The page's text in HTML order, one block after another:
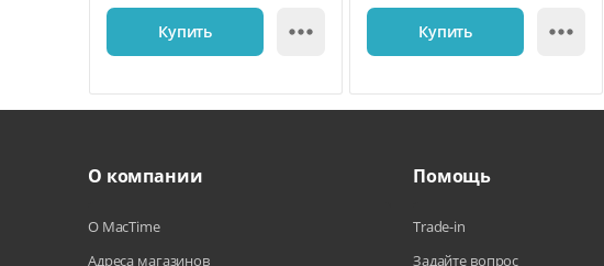
Купить  Купить 
О компании
О MacTime
Адреса магазинов
Помощь
Trade-in
Задайте вопрос